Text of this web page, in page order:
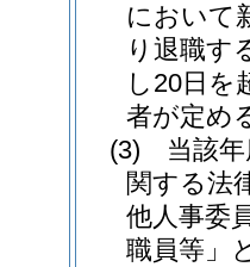
において
り退職す
し20日を
者が定め
(3)
当該
関する法
他人事委
職員等」